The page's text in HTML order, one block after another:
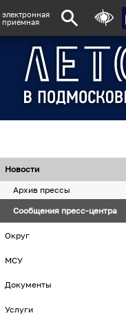
электронная
приемная
Новости
Архив прессы
Сообщения пресс-центра
Округ
МСУ
Документы
Услуги